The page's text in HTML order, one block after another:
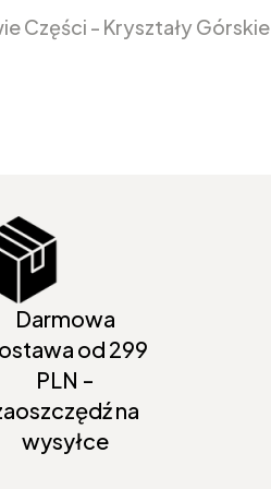
Części - Kryształy Górskie
Darmowa
od 299
PLN -
na
wysyłce